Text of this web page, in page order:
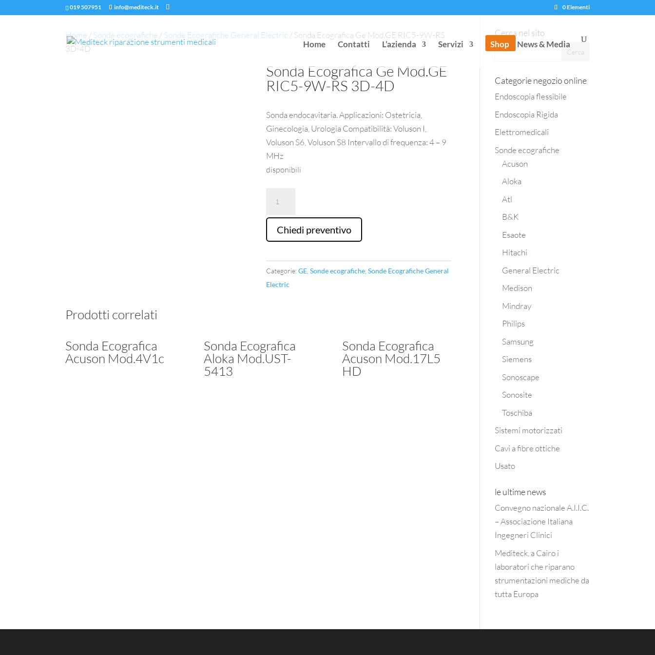
019 507951 info@mediteck.it 0 Elementi
Home Contatti L’azienda Servizi Shop News & Media
Home /Sonde ecografiche /Sonde Ecografiche General Electric / Sonda Ecografica Ge Mod.GE RIC5-9W-RS
3D-4D
Sonda Ecografica Ge Mod.GE
RIC5-9W-RS 3D-4D
Sonda endocavitaria. Applicazioni: Ostetricia,
Ginecologia, Urologia Compatibilità: Voluson I,
Voluson S6, Voluson S8 Intervallo di frequenza: 4 – 9
MHz
disponibili
Ge
Mod.GE
9W-
RS
3D-
Chiedi preventivo
Categorie:GE ,Sonde ecografiche ,Sonde Ecografiche General
Electric
Prodotti correlati
Sonda Ecografica
Acuson Mod.4V1c
Sonda Ecografica
Aloka Mod.UST-
5413
Sonda Ecografica
Acuson Mod.17L5
HD
Cerca nel sito
Categorie negozio online
Endoscopia flessibile
Endoscopia Rigida
Elettromedicali
Sonde ecografiche
Acuson
Aloka
Atl
B&K
Esaote
Hitachi
General Electric
Medison
Mindray
Philips
Samsung
Siemens
Sonoscape
Sonosite
Toschiba
Sistemi motorizzati
Cavi a fibre ottiche
Usato
le ultime news
Convegno nazionale A.I.I.C.
– Associazione Italiana
Ingegneri Clinici
Mediteck, a Cairo i
laboratori che riparano
strumentazioni mediche da
tutta Europa